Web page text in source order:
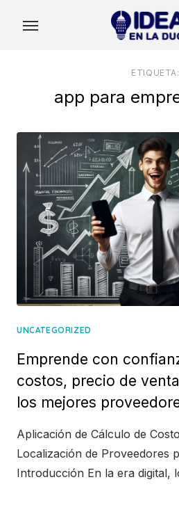
ETIQUETA:
app para
UNCATEGORIZED
Emprende con
costos, precio de
los mejores
Aplicación de Cálculo de
Localización de Proveedores
Introducción En la era digital,